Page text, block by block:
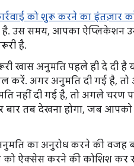
को शुरू करने का इंतज़ार
है. उस समय, आपका ऐप्लिकेशन
है.
खास अनुमति पहले ही दे दी है
करें. अगर अनुमति दी गई है,
नहीं दी गई है, तो अगले चरण
तब देखना होगा, जब आपको
का अनुरोध करने की वजह
ऐक्सेस करने की कोशिश कर